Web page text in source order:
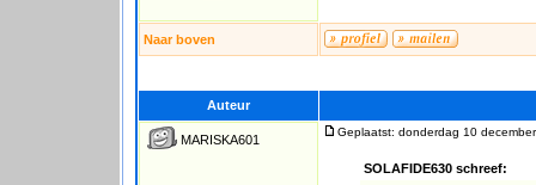
Naar boven
Auteur
MARISKA601
Geplaatst: donderdag 10
SOLAFIDE630 schreef: